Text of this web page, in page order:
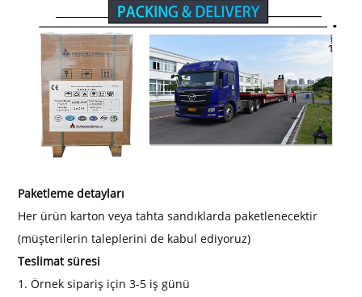
Paketleme detayları
Her ürün karton veya tahta sandıklarda paketlenecektir
(müşterilerin taleplerini de kabul ediyoruz)
Teslimat süresi
1.Örnek sipariş için 3-5 iş günü